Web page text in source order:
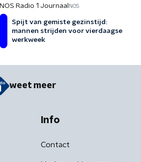
NOS Radio 1 Journaal NOS
Spijt van gemiste gezinstijd:
mannen strijden voor vierdaagse
werkweek
weet meer
Info
Contact